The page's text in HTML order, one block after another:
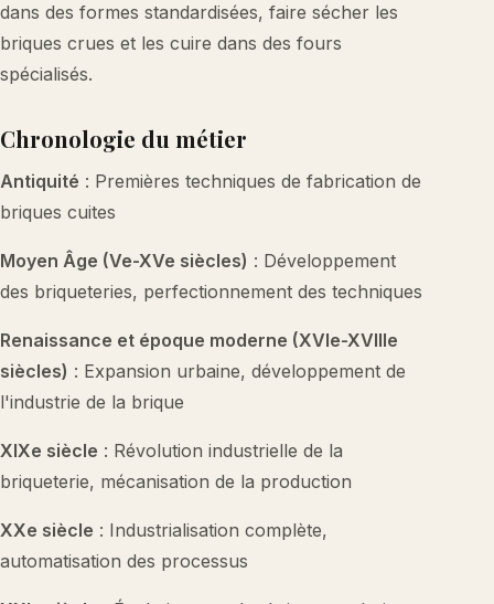
dans des formes standardisées, faire sécher les
briques crues et les cuire dans des fours
spécialisés.
Chronologie du métier
Antiquité : Premières techniques de fabrication de
briques cuites
Moyen Âge (Ve-XVe siècles) : Développement
des briqueteries, perfectionnement des techniques
Renaissance et époque moderne (XVIe-XVIIIe
siècles) : Expansion urbaine, développement de
l'industrie de la brique
XIXe siècle : Révolution industrielle de la
briqueterie, mécanisation de la production
XXe siècle : Industrialisation complète,
automatisation des processus